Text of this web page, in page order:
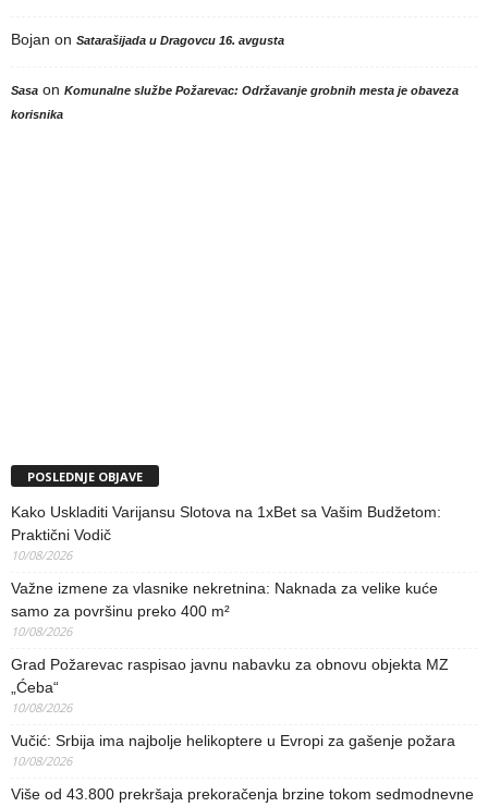
Bojan on Satarašijada u Dragovcu 16. avgusta
Sasa on Komunalne službe Požarevac: Održavanje grobnih mesta je obaveza
korisnika
POSLEDNJE OBJAVE
Kako Uskladiti Varijansu Slotova na 1xBet sa Vašim Budžetom:
Praktični Vodič
10/08/2026
Važne izmene za vlasnike nekretnina: Naknada za velike kuće
samo za površinu preko 400 m²
10/08/2026
Grad Požarevac raspisao javnu nabavku za obnovu objekta MZ
„Ćeba“
10/08/2026
Vučić: Srbija ima najbolje helikoptere u Evropi za gašenje požara
10/08/2026
Više od 43.800 prekršaja prekoračenja brzine tokom sedmodnevne